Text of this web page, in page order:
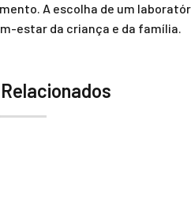
A escolha de um
estar da criança e da família.